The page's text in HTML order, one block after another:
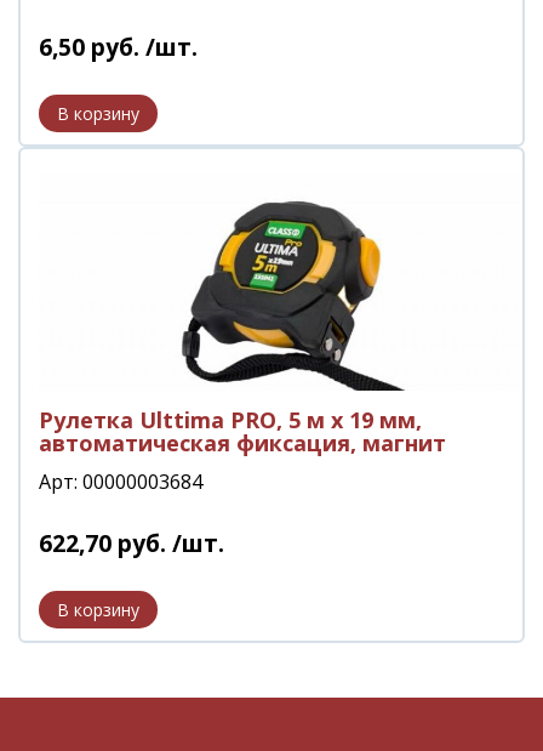
6,50 руб. /шт.
Рулетка Ulttima PRO, 5 м x 19 мм,
автоматическая фиксация, магнит
Арт: 00000003684
622,70 руб. /шт.